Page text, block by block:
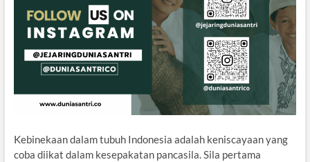
Kebinekaan dalam tubuh Indonesia adalah keniscayaan yang
coba diikat dalam kesepakatan pancasila. Sila pertama